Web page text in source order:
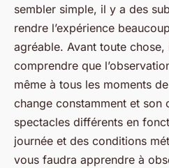
sembler simple, il y a des
rendre l’expérience
agréable. Avant toute
comprendre que
même à tous les moments
change constamment et son
spectacles différents en
journée et des conditions
vous faudra apprendre à